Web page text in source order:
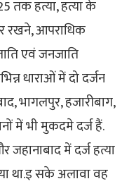
तक हत्या, हत्या के
रखने, आपराधिक
एवं जनजाति
धाराओं में दो दर्जन
भागलपुर, हजारीबाग,
में भी मुकदमे दर्ज हैं.
जहानाबाद में दर्ज हत्या
था.इ सके अलावा वह